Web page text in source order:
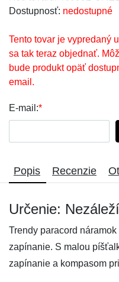
Dostupnosť: nedostupné
Tento tovar je vypredaný
sa tak teraz objednať.
bude produkt opäť
email.
E-mail:*
Popis Recenzie
Určenie:
Trendy paracord
zapínanie. S malou
zapínanie a kompasom